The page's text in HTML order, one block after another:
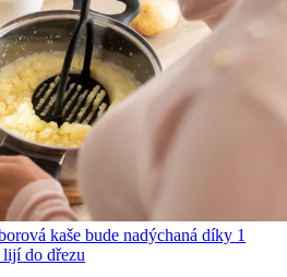
kaše bude nadýchaná díky 1
lijí do dřezu